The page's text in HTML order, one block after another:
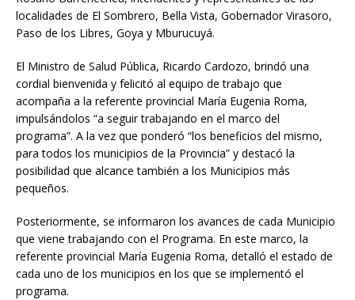
localidades de El Sombrero, Bella Vista, Gobernador Virasoro,
Paso de los Libres, Goya y Mburucuyá.
El Ministro de Salud Pública, Ricardo Cardozo, brindó una
cordial bienvenida y felicitó al equipo de trabajo que
acompaña a la referente provincial María Eugenia Roma,
impulsándolos “a seguir trabajando en el marco del
programa”. A la vez que ponderó “los beneficios del mismo,
para todos los municipios de la Provincia” y destacó la
posibilidad que alcance también a los Municipios más
pequeños.
Posteriormente, se informaron los avances de cada Municipio
que viene trabajando con el Programa. En este marco, la
referente provincial María Eugenia Roma, detalló el estado de
cada uno de los municipios en los que se implementó el
programa.